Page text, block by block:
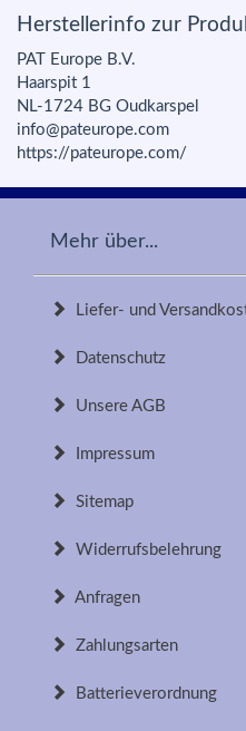
Herstellerinfo zur
PAT Europe B.V.
Haarspit 1
NL-1724 BG Oudkarspel
info@pateurope.com
https://pateurope.com/
Mehr über...
Liefer- und
Datenschutz
Unsere AGB
Impressum
Sitemap
Widerrufsbelehrung
Anfragen
Zahlungsarten
Batterieverordnung